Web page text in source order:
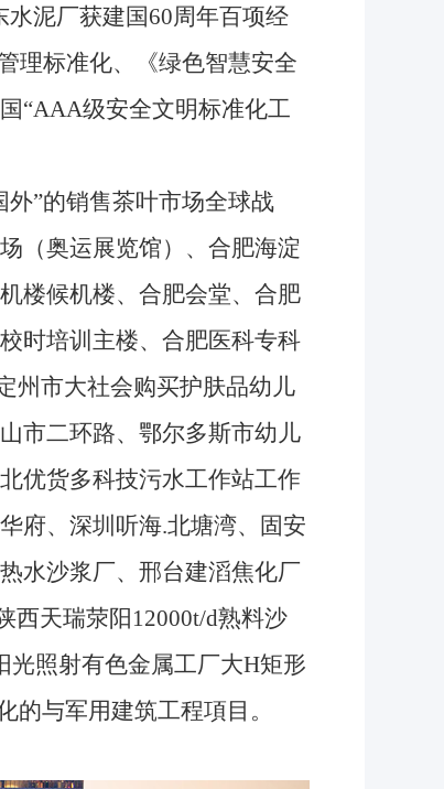
泥厂获建国60周年百项经
理标准化、《绿色智慧安全
“AAA级安全文明标准化工
”的销售茶叶市场全球战
（奥运展览馆）、合肥海淀
楼候机楼、合肥会堂、合肥
时培训主楼、合肥医科专科
州市大社会购买护肤品幼儿
市二环路、鄂尔多斯市幼儿
优货多科技污水工作站工作
府、深圳听海.北塘湾、固安
水沙浆厂、邢台建滔焦化厂
西天瑞荥阳12000t/d熟料沙
光照射有色金属工厂大H矩形
的与军用建筑工程項目。